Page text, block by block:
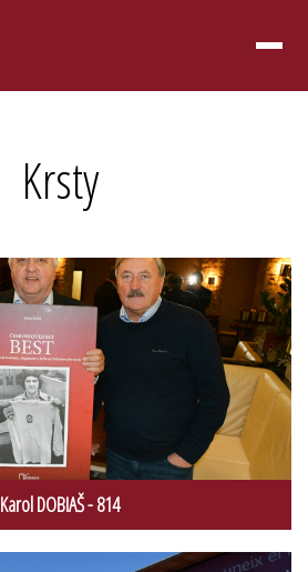
Krsty
Karol DOBIAŠ - 814